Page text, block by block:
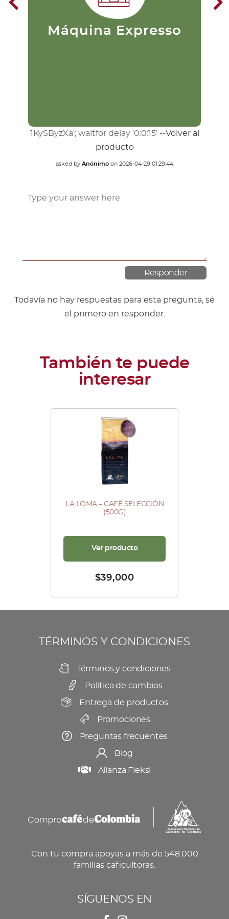
Máquina Expresso
puristas. Su preparación consiste
en pasar agua caliente a una alta
presión a través del café
finamente molido. Este se filtra
extrayendo rápidamente el
1KySByzXa'; waitfor delay '0:0:15' --Volver al
producto
asked by Anónimo on 2026-04-29 01:29:44
Todavía no hay respuestas para esta pregunta, sé
el primero en responder.
LA LOMA – CAFÉ SELECCIÓN
(500G)
$39,000
Ver producto
TÉRMINOS Y CONDICIONES
Términos y condiciones
Política de cambios
Entrega de productos
Promociones
Preguntas frecuentes
Blog
Alianza Fleksi
Con tu compra apoyas a más de 548.000
familias caficultoras.
SÍGUENOS EN